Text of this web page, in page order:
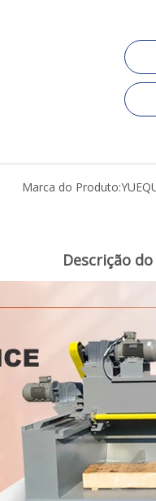
Marca do Produto:
Descrição